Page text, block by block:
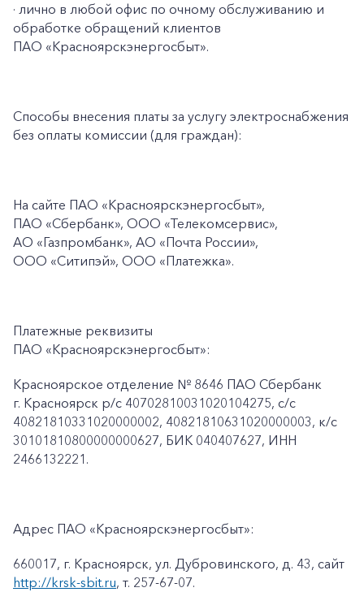
· лично в любой офис по очному обслуживанию и
обработке обращений клиентов
ПАО «Красноярскэнергосбыт».
Способы внесения платы за услугу электроснабжения
без оплаты комиссии (для граждан):
На сайте ПАО «Красноярскэнергосбыт»,
ПАО «Сбербанк», ООО «Телекомсервис»,
АО «Газпромбанк», АО «Почта России»,
ООО «Ситипэй», ООО «Платежка».
Платежные реквизиты
ПАО «Красноярскэнергосбыт»:
Красноярское отделение № 8646 ПАО Сбербанк
г. Красноярск p/c 40702810031020104275, с/с
40821810331020000002, 40821810631020000003, к/c
30101810800000000627, БИК 040407627, ИНН
2466132221.
Адрес ПАО «Красноярскэнергосбыт»:
660017, г. Красноярск, ул. Дубровинского, д. 43, сайт
http://krsk-sbit.ru, т. 257-67-07.